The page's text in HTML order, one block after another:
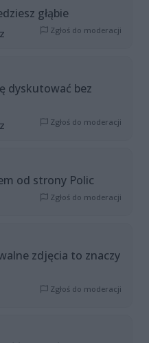
głąbie
Zgłoś do moderacji
dyskutować bez
Zgłoś do moderacji
od strony Polic
Zgłoś do moderacji
zdjęcia to znaczy
Zgłoś do moderacji